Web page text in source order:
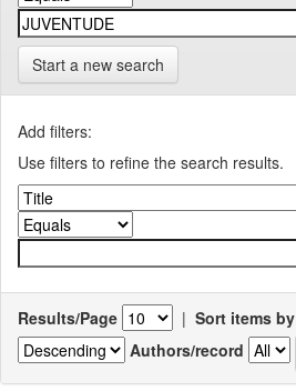
Start a new search
Add filters:
Use filters to refine the search results.
Results/Page | Sort items by
Authors/record